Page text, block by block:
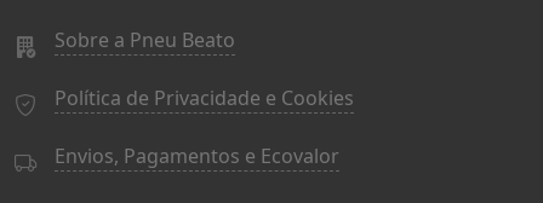
Sobre a Pneu Beato
Política de Privacidade e Cookies
Envios, Pagamentos e Ecovalor